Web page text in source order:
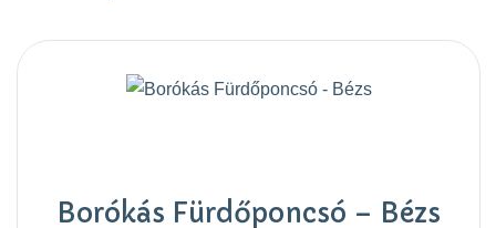
Borókás Fürdőponcsó – Bézs